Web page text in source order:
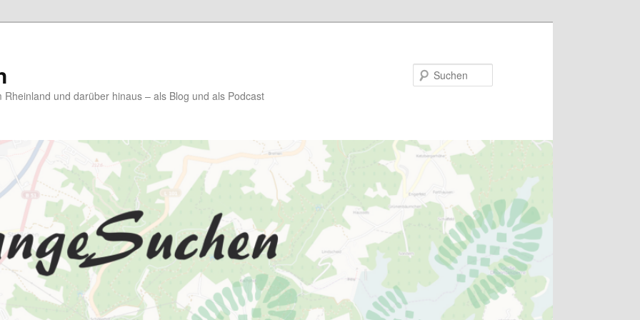
und darüber hinaus – als Blog und als Podcast